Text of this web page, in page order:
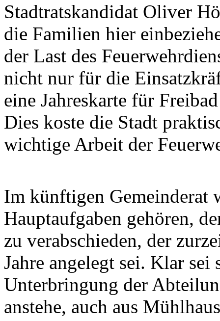
Stadtratskandidat Oliver
die Familien hier
der Last des
nicht nur für die
eine Jahreskarte für
Dies koste die Stadt
wichtige Arbeit der
Im künftigen Gemeinderat
Hauptaufgaben gehören,
zu verabschieden, der
Jahre angelegt sei. Klar sei
Unterbringung der
anstehe, auch aus